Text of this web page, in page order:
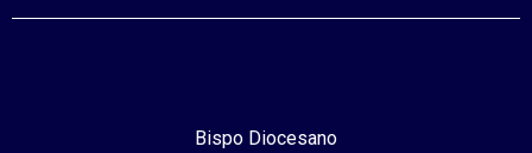
Bispo Diocesano